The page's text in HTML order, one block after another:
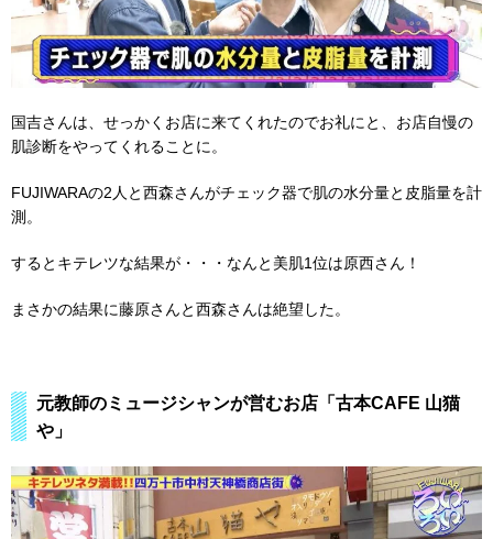
国吉さんは、せっかくお店に来てくれたのでお礼にと、お店自慢の
肌診断をやってくれることに。
FUJIWARAの2人と西森さんがチェック器で肌の水分量と皮脂量を計
測。
するとキテレツな結果が・・・なんと美肌1位は原西さん！
まさかの結果に藤原さんと西森さんは絶望した。
元教師のミュージシャンが営むお店「古本CAFE 山猫
や」